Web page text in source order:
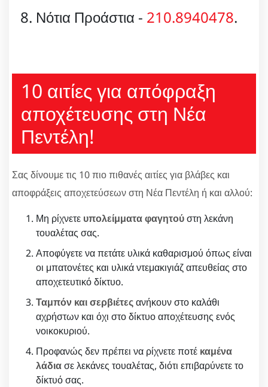
Νότια Προάστια - 210.8940478.
10 αιτίες για απόφραξη
αποχέτευσης στη Νέα
Πεντέλη!
Σας δίνουμε τις 10 πιο πιθανές αιτίες για βλάβες και
αποφράξεις αποχετεύσεων στη Νέα Πεντέλη ή και αλλού:
Μη ρίχνετε υπολείμματα φαγητούστη λεκάνη
τουαλέτας σας.
Αποφύγετε να πετάτε υλικά καθαρισμού όπως είναι
οι μπατονέτες και υλικά ντεμακιγιάζ απευθείας στο
αποχετευτικό δίκτυο.
Ταμπόν και σερβιέτεςανήκουν στο καλάθι
αχρήστων και όχι στο δίκτυο αποχέτευσης ενός
νοικοκυριού.
Προφανώς δεν πρέπει να ρίχνετε ποτέ καμένα
λάδιασε λεκάνες τουαλέτας, διότι επιβαρύνετε το
δίκτυό σας.